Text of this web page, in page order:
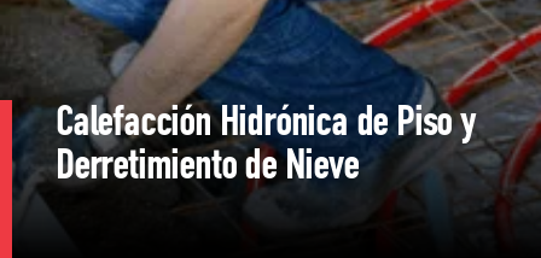
Calefacción Hidrónica de Piso y
Derretimiento de Nieve